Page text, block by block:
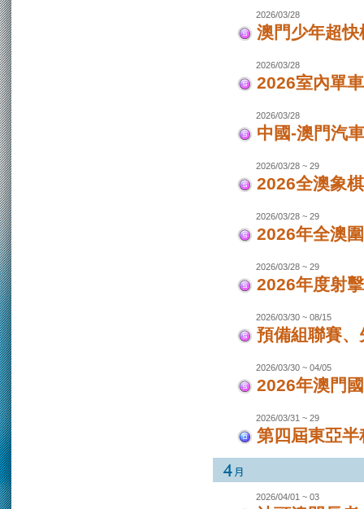
2026/03/28
澳門少年超快
2026/03/28
2026室內單
2026/03/28
中國-澳門汽
2026/03/28 ~ 29
2026全澳象
2026/03/28 ~ 29
2026年全澳
2026/03/28 ~ 29
2026年度射
2026/03/30 ~ 08/15
預備組聯賽
2026/03/30 ~ 04/05
2026年澳門
2026/03/31 ~ 29
第四屆東亞
2026/04/01 ~ 03